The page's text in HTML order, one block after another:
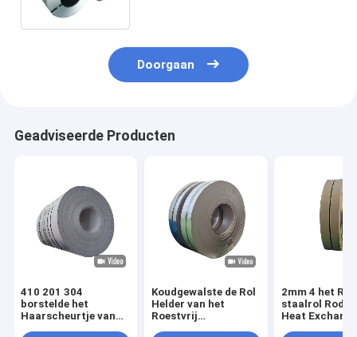
Doorgaan
Geadviseerde Producten
410 201 304
borstelde het
Haarscheurtje van
Koudgewalste de Rol
Helder van het
Roestvrij
2mm 4 het
staalrol Rod
Heat